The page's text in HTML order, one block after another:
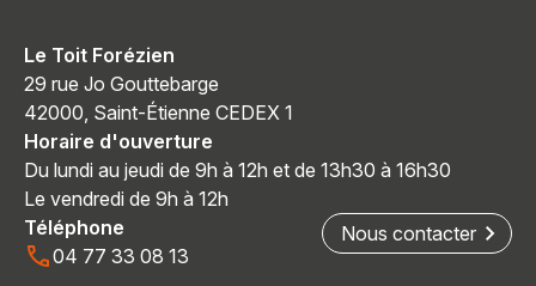
Le Toit Forézien
29 rue Jo Gouttebarge
42000, Saint-Étienne CEDEX 1
Horaire d'ouverture
Du lundi au jeudi de 9h à 12h et de 13h30 à 16h30
Le vendredi de 9h à 12h
Téléphone
04 77 33 08 13
Nous contacter